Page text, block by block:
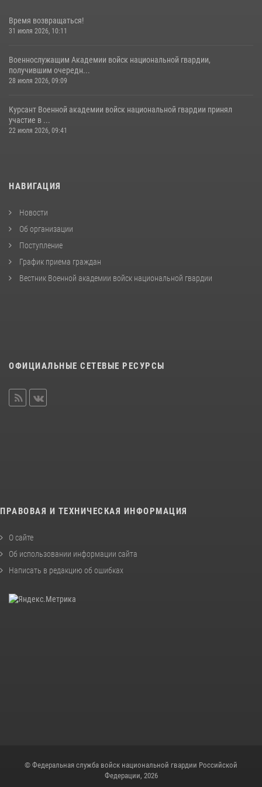
Время возвращаться!
31 июля 2026, 10:11
Военнослужащим Академии войск национальной гвардии,
получившим очередн...
28 июля 2026, 09:09
Курсант Военной академии войск национальной гвардии принял
участие в ...
22 июля 2026, 09:41
НАВИГАЦИЯ
Новости
Об организации
Поступление
График приема граждан
Вестник Военной академии войск национальной гвардии
ОФИЦИАЛЬНЫЕ СЕТЕВЫЕ РЕСУРСЫ
ПРАВОВАЯ И ТЕХНИЧЕСКАЯ ИНФОРМАЦИЯ
О сайте
Об использовании информации сайта
Написать в редакцию об ошибках
© Федеральная служба войск национальной гвардии Российской
Федерации, 2026